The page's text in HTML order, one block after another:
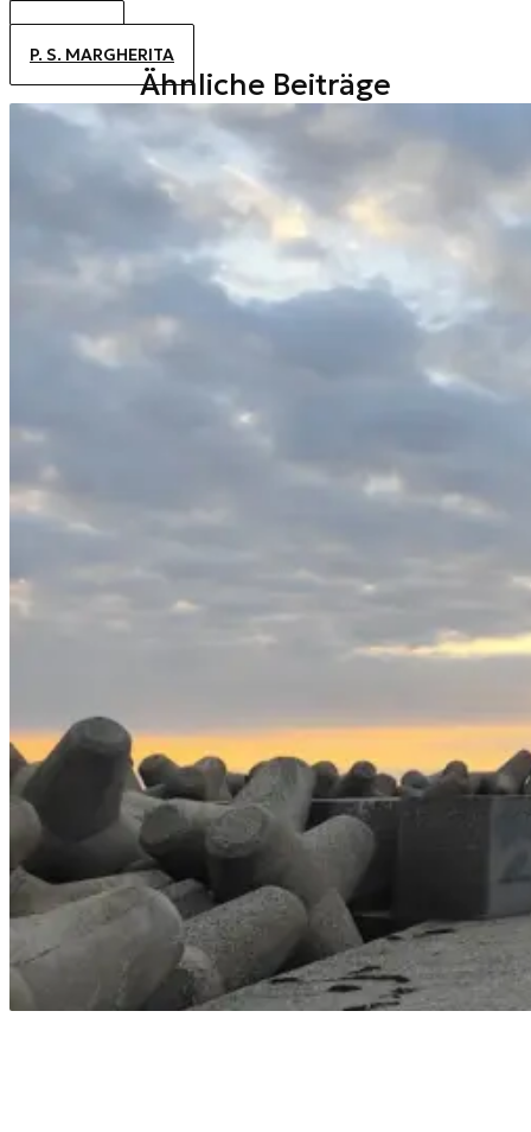
JESOLO
ALTANEA
P. S. MARGHERITA
Ähnliche Beiträge